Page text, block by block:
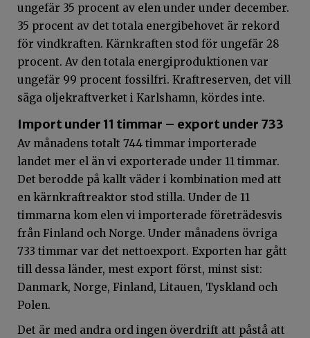
ungefär 35 procent av elen under under december.
35 procent av det totala energibehovet är rekord
för vindkraften. Kärnkraften stod för ungefär 28
procent. Av den totala energiproduktionen var
ungefär 99 procent fossilfri. Kraftreserven, det vill
säga oljekraftverket i Karlshamn, kördes inte.
Import under 11 timmar – export under 733
Av månadens totalt 744 timmar importerade
landet mer el än vi exporterade under 11 timmar.
Det berodde på kallt väder i kombination med att
en kärnkraftreaktor stod stilla. Under de 11
timmarna kom elen vi importerade företrädesvis
från Finland och Norge. Under månadens övriga
733 timmar var det nettoexport. Exporten har gått
till dessa länder, mest export först, minst sist:
Danmark, Norge, Finland, Litauen, Tyskland och
Polen.
Det är med andra ord ingen överdrift att påstå att